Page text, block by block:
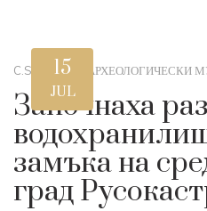
15
JUL
C.STEWART АРХЕОЛОГИЧЕСКИ
Започнаха
замъка на
град